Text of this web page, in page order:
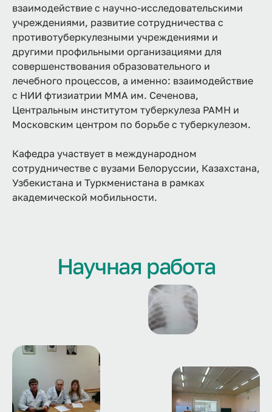
взаимодействие с научно-исследовательскими
учреждениями, развитие сотрудничества с
противотуберкулезными учреждениями и
другими профильными организациями для
совершенствования образовательного и
лечебного процессов, а именно: взаимодействие
с НИИ фтизиатрии ММА им. Сеченова,
Центральным институтом туберкулеза РАМН и
Московским центром по борьбе с туберкулезом.
Кафедра участвует в международном
сотрудничестве с вузами Белоруссии, Казахстана,
Узбекистана и Туркменистана в рамках
академической мобильности.
Научная работа